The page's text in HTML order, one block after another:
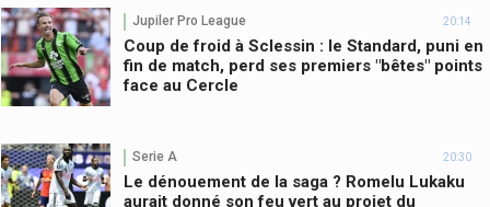
Jupiler Pro League 20:14
Coup de froid à Sclessin : le Standard, puni en
fin de match, perd ses premiers "bêtes" points
face au Cercle
Serie A 20:30
Le dénouement de la saga ? Romelu Lukaku
aurait donné son feu vert au projet du